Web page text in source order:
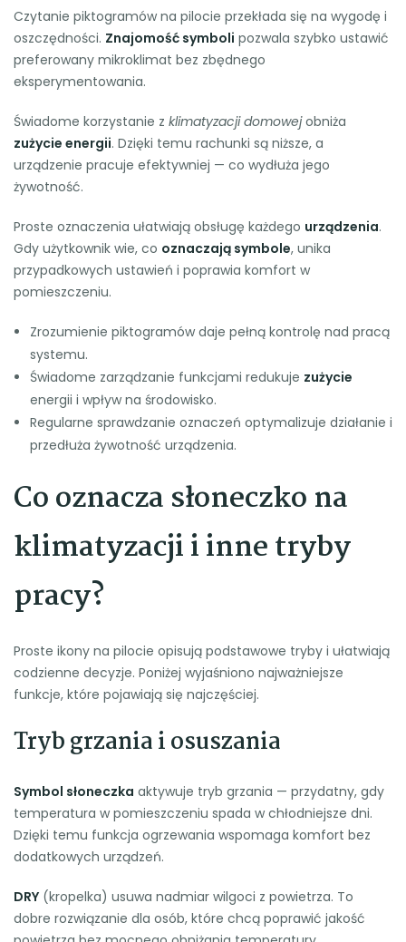
Czytanie piktogramów na pilocie przekłada się na wygodę i
oszczędności. Znajomość symboli pozwala szybko ustawić
preferowany mikroklimat bez zbędnego
eksperymentowania.
Świadome korzystanie z klimatyzacji domowejobniża
zużycie energii. Dzięki temu rachunki są niższe, a
urządzenie pracuje efektywniej — co wydłuża jego
żywotność.
Proste oznaczenia ułatwiają obsługę każdego urządzenia.
Gdy użytkownik wie, co oznaczają symbole, unika
przypadkowych ustawień i poprawia komfort w
pomieszczeniu.
Zrozumienie piktogramów daje pełną kontrolę nad pracą
systemu.
Świadome zarządzanie funkcjami redukuje zużycie
energii i wpływ na środowisko.
Regularne sprawdzanie oznaczeń optymalizuje działanie i
przedłuża żywotność urządzenia.
Co oznacza słoneczko na
klimatyzacji i inne tryby
pracy?
Proste ikony na pilocie opisują podstawowe tryby i ułatwiają
codzienne decyzje. Poniżej wyjaśniono najważniejsze
funkcje, które pojawiają się najczęściej.
Tryb grzania i osuszania
Symbol słoneczka aktywuje tryb grzania — przydatny, gdy
temperatura w pomieszczeniu spada w chłodniejsze dni.
Dzięki temu funkcja ogrzewania wspomaga komfort bez
dodatkowych urządzeń.
DRY (kropelka) usuwa nadmiar wilgoci z powietrza. To
dobre rozwiązanie dla osób, które chcą poprawić jakość